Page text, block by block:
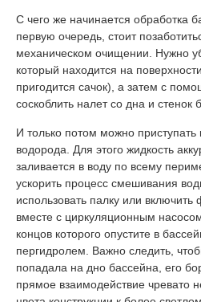
С чего же начинается обработка
первую очередь, стоит
механическом очищении. Нужно
который находится на
пригодится сачок), а затем с
соскоблить налет со дна и стенок
И только потом можно приступать
водорода. Для этого жидкость
заливается в воду по всему
ускорить процесс смешивания
использовать палку или
вместе с циркуляционным
концов которого опустите в
пергидролем. Важно следить,
попадала на дно бассейна, его
прямое взаимодействие чревато